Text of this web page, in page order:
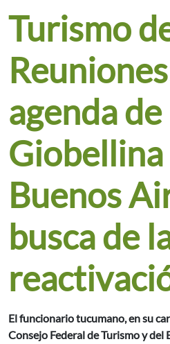
Turismo
agenda de
Giobellina
Buenos
busca de
El funcionario tucumano, en su
Consejo Federal de Turismo y